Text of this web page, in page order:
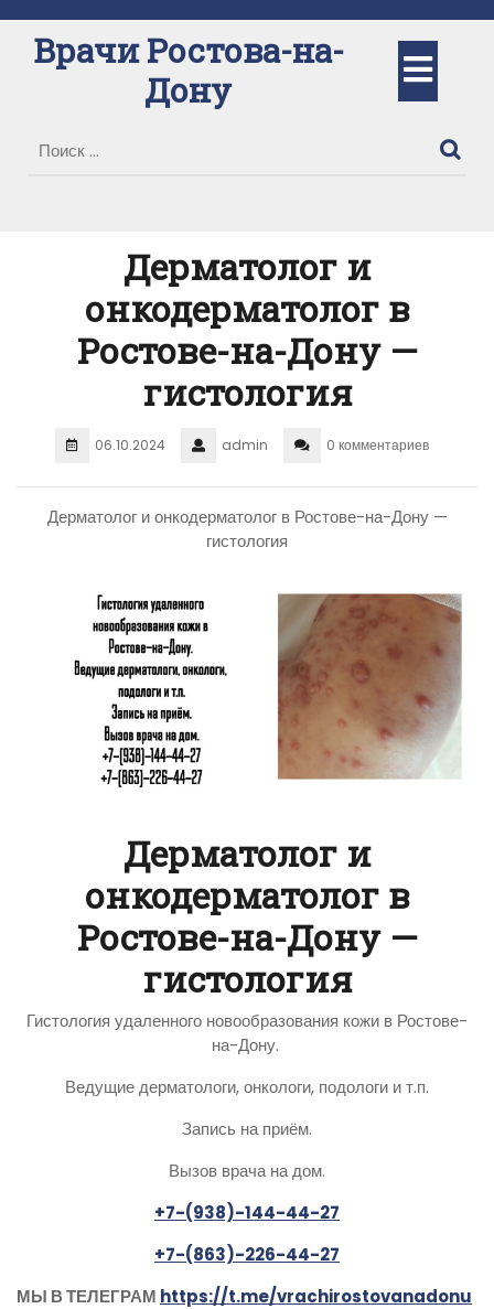
содержимому
Врачи Ростова-на-
Дону
Дерматолог и
онкодерматолог в
Ростове-на-Дону —
гистология
06.10.2024 admin 0 комментариев
Дерматолог и онкодерматолог в Ростове-на-Дону —
гистология
Дерматолог и
онкодерматолог в
Ростове-на-Дону —
гистология
Гистология удаленного новообразования кожи в Ростове-
на-Дону.
Ведущие дерматологи, онкологи, подологи и т.п.
Запись на приём.
Вызов врача на дом.
+7-(938)-144-44-27
+7-(863)-226-44-27
МЫ В ТЕЛЕГРАМ https://t.me/vrachirostovanadonu